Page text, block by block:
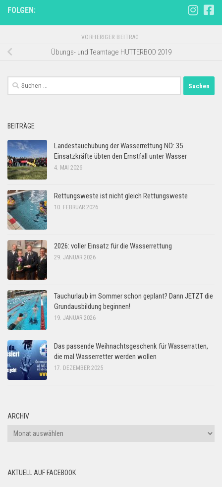
FOLGEN:
VORHERIGER BEITRAG
Übungs- und Teamtage HUTTERBOD 2019
Suchen
nach:
BEITRÄGE
Landestauchübung der Wasserrettung NÖ: 35
Einsatzkräfte übten den Ernstfall unter Wasser
4. MAI 2026
Rettungsweste ist nicht gleich Rettungsweste
10. FEBRUAR 2026
2026: voller Einsatz für die Wasserrettung
29. JANUAR 2026
Tauchurlaub im Sommer schon geplant? Dann JETZT die
Grundausbildung beginnen!
19. JANUAR 2026
Das passende Weihnachtsgeschenk für Wasserratten,
die mal Wasserretter werden wollen
17. DEZEMBER 2025
ARCHIV
Archiv
AKTUELL AUF FACEBOOK